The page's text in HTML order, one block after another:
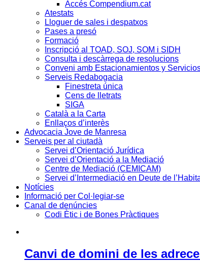
Accés Compendium.cat
Atestats
Lloguer de sales i despatxos
Pases a presó
Formació
Inscripció al TOAD, SOJ, SOM i SIDH
Consulta i descàrrega de resolucions
Conveni amb Estacionamientos y
Serveis Redabogacia
Finestreta única
Cens de lletrats
SIGA
Català a la Carta
Enllaços d’interès
Advocacia Jove de Manresa
Serveis per al ciutadà
Servei d’Orientació Jurídica
Servei d’Orientació a la Mediació
Centre de Mediació (CEMICAM)
Servei d’Intermediació en Deute de
Notícies
Informació per Col·legiar-se
Canal de denúncies
Codi Ètic i de Bones Pràctiques
Canvi de domini de les